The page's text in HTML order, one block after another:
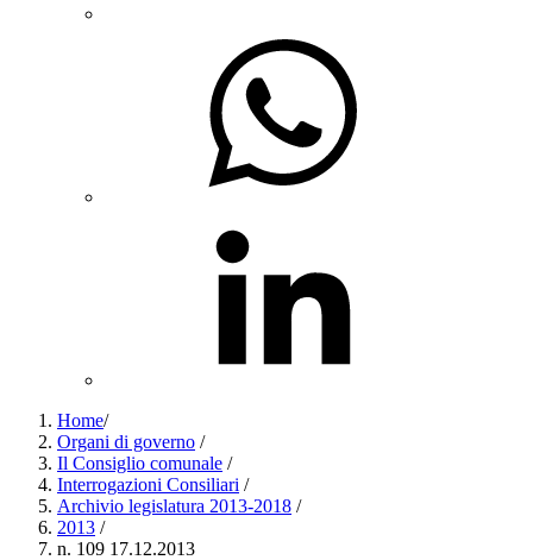
Home/
Organi di governo /
Il Consiglio comunale /
Interrogazioni Consiliari /
Archivio legislatura 2013-2018 /
2013 /
n. 109 17.12.2013